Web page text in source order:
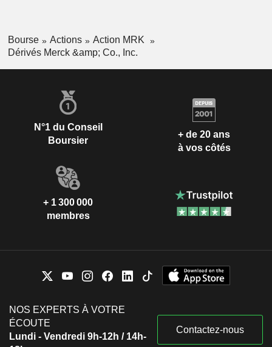
Bourse Actions
Action MRK
Dérivés Merck &amp; Co., Inc.
N°1 du Conseil
Boursier
+ de 20 ans
à vos côtés
+ 1 300 000
membres
NOS EXPERTS À VOTRE
ÉCOUTE
Lundi - Vendredi 9h-12h / 14h-
Contactez-nous